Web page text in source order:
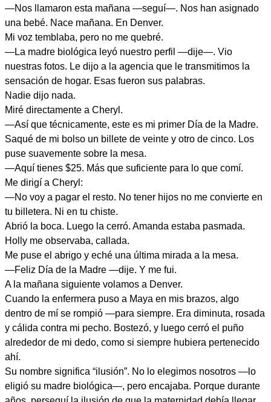
—Nos llamaron esta mañana —seguí—. Nos han asignado
una bebé. Nace mañana. En Denver.
Mi voz temblaba, pero no me quebré.
—La madre biológica leyó nuestro perfil —dije—. Vio
nuestras fotos. Le dijo a la agencia que le transmitimos la
sensación de hogar. Esas fueron sus palabras.
Nadie dijo nada.
Miré directamente a Cheryl.
—Así que técnicamente, este es mi primer Día de la Madre.
Saqué de mi bolso un billete de veinte y otro de cinco. Los
puse suavemente sobre la mesa.
—Aquí tienes $25. Más que suficiente para lo que comí.
Me dirigí a Cheryl:
—No voy a pagar el resto. No tener hijos no me convierte en
tu billetera. Ni en tu chiste.
Abrió la boca. Luego la cerró. Amanda estaba pasmada.
Holly me observaba, callada.
Me puse el abrigo y eché una última mirada a la mesa.
—Feliz Día de la Madre —dije. Y me fui.
A la mañana siguiente volamos a Denver.
Cuando la enfermera puso a Maya en mis brazos, algo
dentro de mí se rompió —para siempre. Era diminuta, rosada
y cálida contra mi pecho. Bostezó, y luego cerró el puño
alrededor de mi dedo, como si siempre hubiera pertenecido
ahí.
Su nombre significa “ilusión”. No lo elegimos nosotros —lo
eligió su madre biológica—, pero encajaba. Porque durante